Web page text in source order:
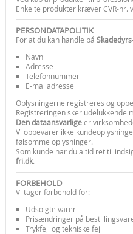
Enkelte produkter kræver CVR-nr.
PERSONDATAPOLITIK
For at du kan handle på
Navn
Adresse
Telefonnummer
E-mailadresse
Oplysningerne registreres og
Registreringen sker udelukkende
Den dataansvarligeer
Vi opbevarer ikke
følsomme oplysninger.
Som kunde har du altid ret til
fri.dk.
FORBEHOLD
Vi tager forbehold for:
Udsolgte varer
Prisændringer på
Trykfejl og tekniske fejl